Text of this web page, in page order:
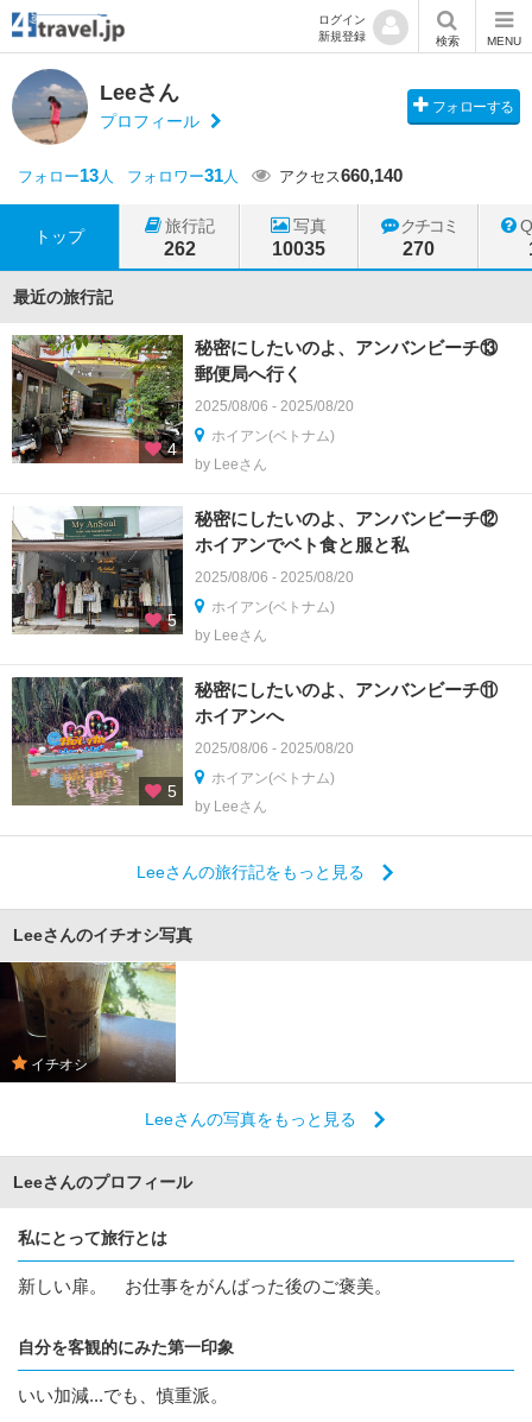
ログイン
新規登録
検索 MENU
Leeさん
プロフィール
フォローする
フォロー13人 フォロワー31人 アクセス660,140
トップ
旅行記
262
写真
10035
クチコミ
270
最近の旅行記
4
秘密にしたいのよ、アンバンビーチ⑬
郵便局へ行く
2025/08/06 - 2025/08/20
ホイアン(ベトナム)
by Leeさん
5
秘密にしたいのよ、アンバンビーチ⑫
ホイアンでベト食と服と私
2025/08/06 - 2025/08/20
ホイアン(ベトナム)
by Leeさん
5
秘密にしたいのよ、アンバンビーチ⑪
ホイアンへ
2025/08/06 - 2025/08/20
ホイアン(ベトナム)
by Leeさん
Leeさんの旅行記をもっと見る
Leeさんのイチオシ写真
イチオシ
Leeさんの写真をもっと見る
Leeさんのプロフィール
私にとって旅行とは
新しい扉。 お仕事をがんばった後のご褒美。
自分を客観的にみた第一印象
いい加減...でも、慎重派。